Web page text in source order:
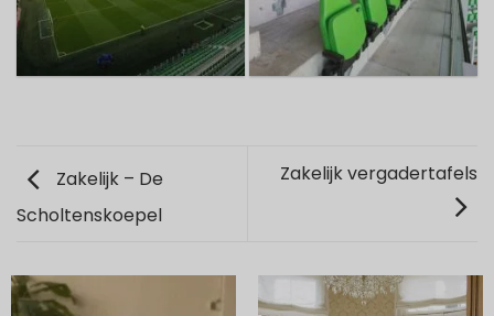
Zakelijk – De
Scholtenskoepel
Zakelijk vergadertafels